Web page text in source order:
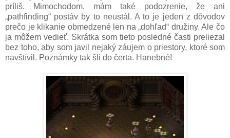
príliš. Mimochodom, mám také podozrenie, že ani
„pathfinding“ postáv by to neustál. A to je jeden z dôvodov
prečo je klikanie obmedzené len na „dohľad“ družiny. Ale čo
ja môžem vedieť. Skrátka som tieto posledné časti preliezal
bez toho, aby som javil nejaký záujem o priestory, ktoré som
navštívil. Poznámky tak šli do čerta. Hanebné!